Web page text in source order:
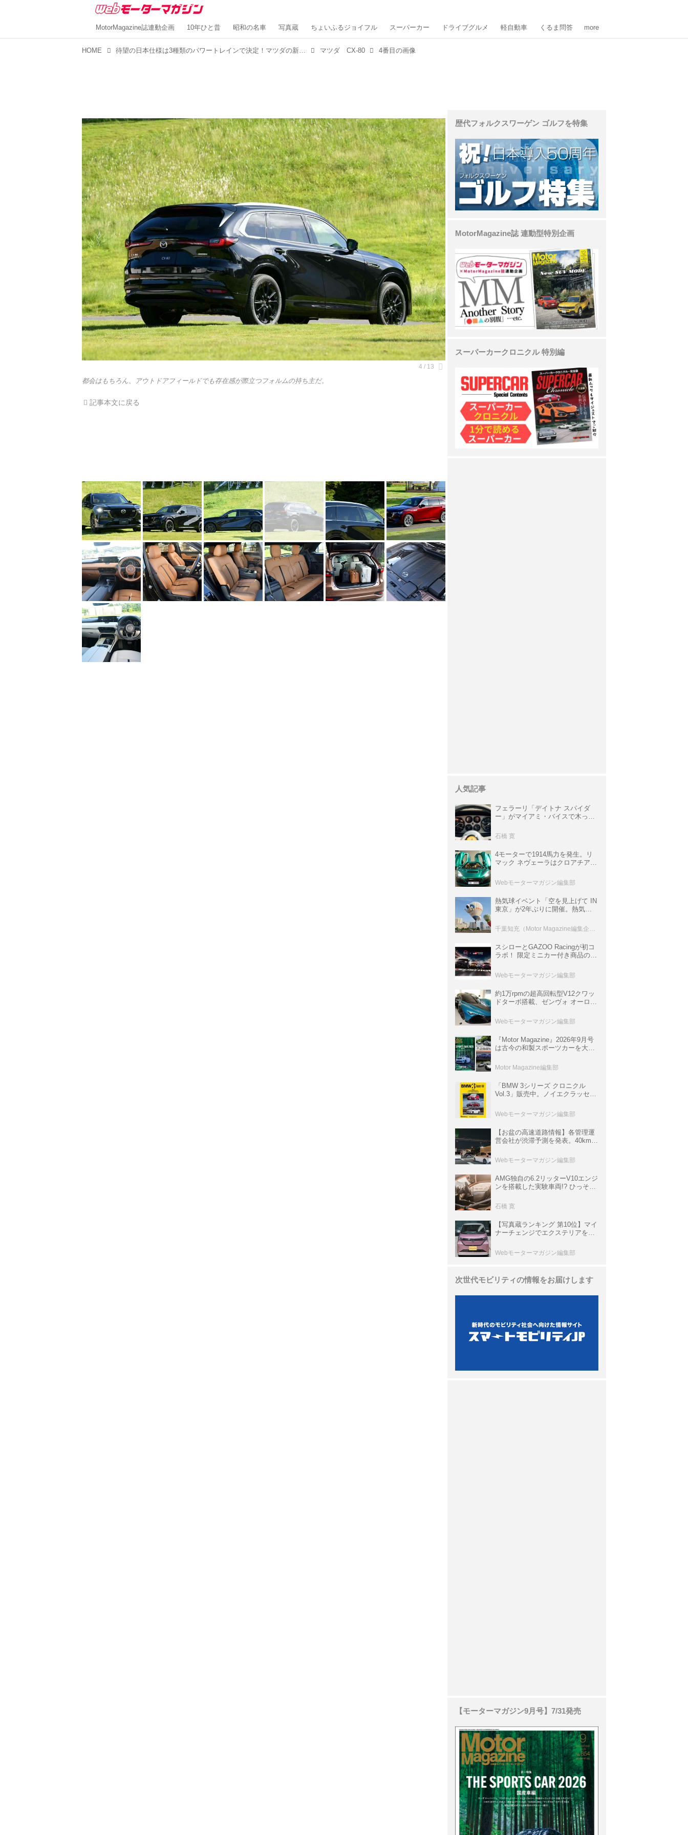
MotorMagazine誌連動企画 10年ひと昔 昭和の名車 写真蔵 ちょいふるジョイフル スーパーカー ドライブグルメ 軽自動車 くるま問答 more
HOME 待望の日本仕様は3種類のパワートレインで決定！マツダの新フラッグシップSUV「CX-80」はどこが新しい？ マツダ CX-80 4番目の画像
都会はもちろん、アウトドアフィールドでも存在感が際立つフォルムの持ち主だ。
記事本文に戻る
歴代フォルクスワーゲン ゴルフを特集
MotorMagazine誌 連動型特別企画
スーパーカークロニクル 特別編
人気記事
フェラーリ「デイトナ スパイダ
ー」がマイアミ・バイスで木っ端
サ」に化けた理由
石橋 寛
4モーターで1914馬力を発生。リ
マック ネヴェーラはクロアチア発
ロニクル・完全版／115】
Webモーターマガジン編集部
熱気球イベント「空を見上げて IN
東京」が2年ぶりに開催。熱気球
室などのコンテンツも
千葉知充（Motor Magazine編集企画室）
スシローとGAZOO Racingが初コ
ラボ！ 限定ミニカー付き商品の
ト体験があたる抽選企画などを展
開
Webモーターマガジン編集部
約1万rpmの超高回転型V12クワッ
ドターボ搭載、ゼンヴォ オーロラ
イパーカー【スーパーカークロニ
クル・完全版／116】
Webモーターマガジン編集部
『Motor Magazine』2026年9月号
は古今の和製スポーツカーを大特
情報も満載
Motor Magazine編集部
「BMW 3シリーズ クロニクル
Vol.3」販売中。ノイエクラッセか
ムック
Webモーターマガジン編集部
【お盆の高速道路情報】各管理運
営会社が渋滞予測を発表。40km以
数ある
Webモーターマガジン編集部
AMG独自の6.2リッターV10エンジ
ンを搭載した実験車両!? ひっそり
P900 プロトタイプ」とは
石橋 寛
【写真蔵ランキング 第10位】マイ
ナーチェンジでエクステリアを刷
クラ」
Webモーターマガジン編集部
次世代モビリティの情報をお届けします
【モーターマガジン9月号】7/31発売